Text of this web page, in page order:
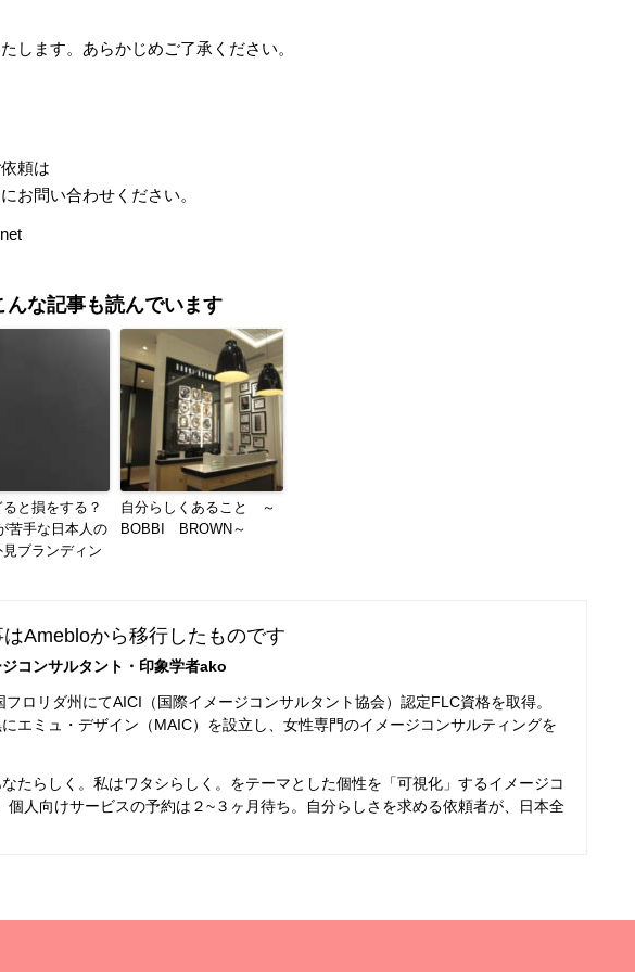
します。あらかじめご了承ください。
頼は
お問い合わせください。
んな記事も読んでいます
と損をする？
苦手な日本人の
ブランディン
自分らしくあること ～
BOBBI BROWN～
はAmebloから移行したものです
コンサルタント・印象学者ako
フロリダ州にてAICI（国際イメージコンサルタント協会）認定FLC資格を取得。
エミュ・デザイン（MAIC）を設立し、女性専門のイメージコンサルティングを
たらしく。私はワタシらしく。をテーマとした個性を「可視化」するイメージコ
個人向けサービスの予約は２~３ヶ月待ち。自分らしさを求める依頼者が、日本全